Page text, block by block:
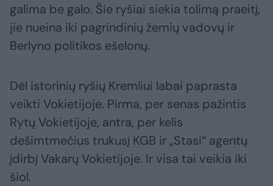
galima be galo. Šie ryšiai siekia tolimą praeitį,
jie nueina iki pagrindinių žemių vadovų ir
Berlyno politikos ešelonų.
Dėl istorinių ryšių Kremliui labai paprasta
veikti Vokietijoje. Pirma, per senas pažintis
Rytų Vokietijoje, antra, per kelis
dešimtmečius trukusį KGB ir „Stasi“ agentų
įdirbį Vakarų Vokietijoje. Ir visa tai veikia iki
šiol.